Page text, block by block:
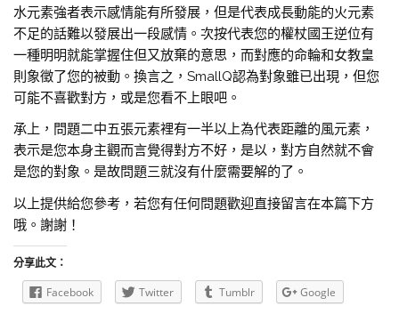
水元素強者表示感情能有所發展，但是代表成長動能的火元素
不足的話難以發展出一段感情。次按代表您的權杖國王逆位有
一種明明就能掌握住但又放棄的意思，而對應的命輪和女教皇
則象徵了您的被動。換言之，SmallQ認為對象雖已出現，但您
可能不喜歡對方，或是您看不上眼吧。
承上，問題二中五張元素裡有一半以上為代表距離的風元素，
表示是您本身主觀而言覺得對方不好，是以，對方自然就不會
是您的對象。是故問題三就沒有什麼需要解的了。
以上提供給您參考，若您有任何問題歡迎直接留言在本篇下方
哦。謝謝！
分享此文：
Facebook Twitter Tumblr Google